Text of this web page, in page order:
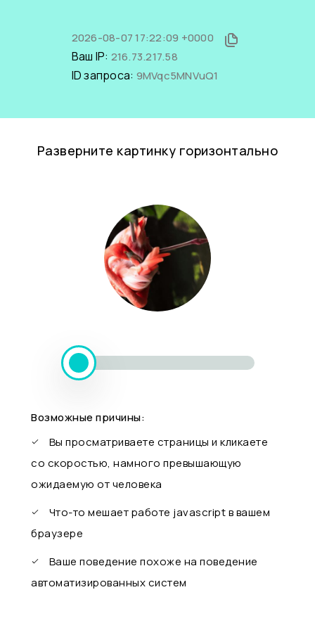
2026-08-07 17:22:09 +0000
Ваш IP: 216.73.217.58
ID запроса: 9MVqc5MNVuQ1
Разверните картинку горизонтально
Возможные причины:
Вы просматриваете страницы и кликаете
со скоростью, намного превышающую
ожидаемую от человека
Что-то мешает работе javascript в вашем
браузере
Ваше поведение похоже на поведение
автоматизированных систем